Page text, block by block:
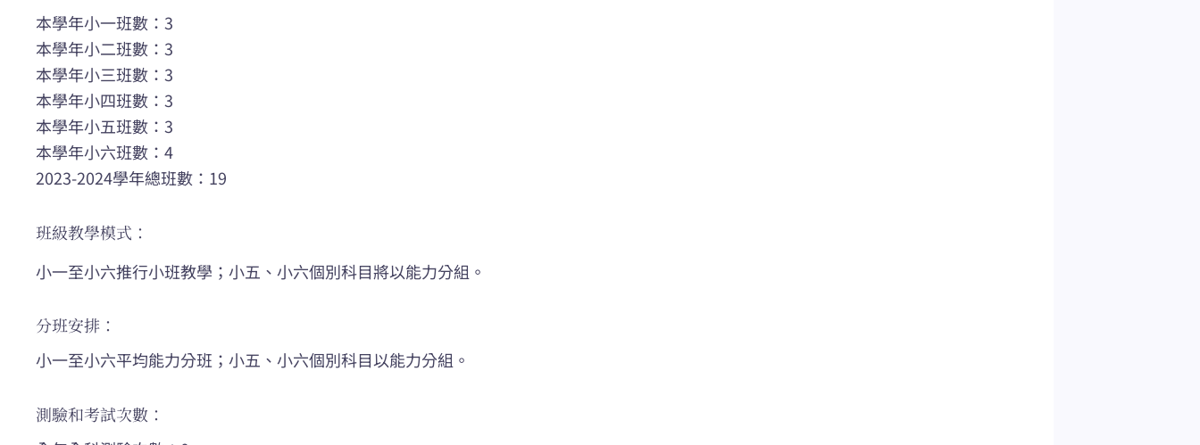
本學年小一班數：3
本學年小二班數：3
本學年小三班數：3
本學年小四班數：3
本學年小五班數：3
本學年小六班數：4
2023-2024學年總班數：19
班級教學模式：
小一至小六推行小班教學；小五、小六個別科目將以能力分組。
分班安排：
小一至小六平均能力分班；小五、小六個別科目以能力分組。
測驗和考試次數：